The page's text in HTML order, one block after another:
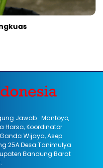
Jawab : Mantoyo,
Harsa, Koordinator
Wijaya, Asep
25A Desa Tanimulya
Bandung Barat